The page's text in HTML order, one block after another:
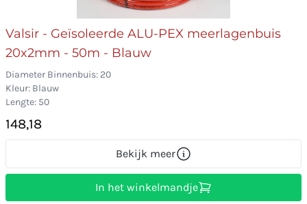
Valsir - Geïsoleerde ALU-PEX meerlagenbuis
20x2mm - 50m - Blauw
Diameter Binnenbuis: 20
Kleur: Blauw
Lengte: 50
148,18
Bekijk meer
In het winkelmandje